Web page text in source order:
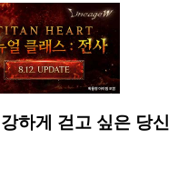
하게 걷고 싶은 당신